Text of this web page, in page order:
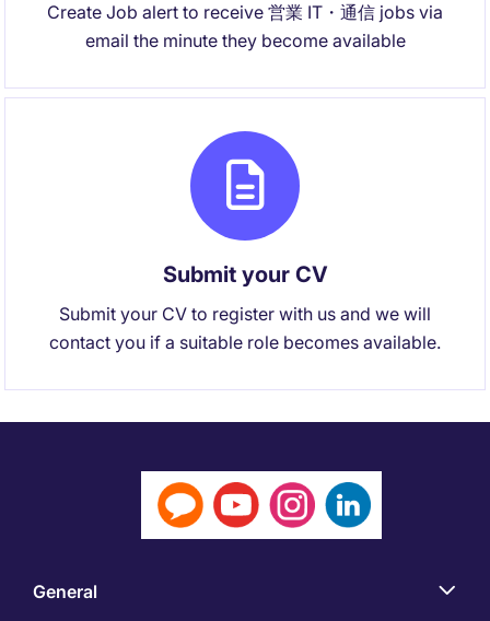
Create Job alert to receive 営業 IT・通信 jobs via
email the minute they become available
Submit your CV
Submit your CV to register with us and we will
contact you if a suitable role becomes available.
General